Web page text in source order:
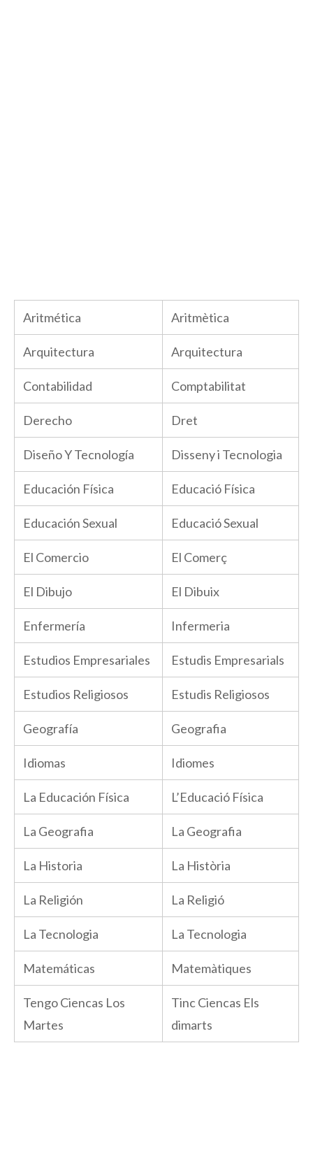
Aritmética Aritmètica
Arquitectura Arquitectura
Contabilidad Comptabilitat
Derecho Dret
Diseño Y Tecnología Disseny i Tecnologia
Educación Física Educació Física
Educación Sexual Educació Sexual
El Comercio El Comerç
El Dibujo El Dibuix
Enfermería Infermeria
Estudios Empresariales Estudis Empresarials
Estudios Religiosos Estudis Religiosos
Geografía Geografia
Idiomas Idiomes
La Educación Física L’Educació Física
La Geografia La Geografia
La Historia La Història
La Religión La Religió
La Tecnologia La Tecnologia
Matemáticas Matemàtiques
Tengo Ciencas Los
Martes
Tinc Ciencas Els
dimarts